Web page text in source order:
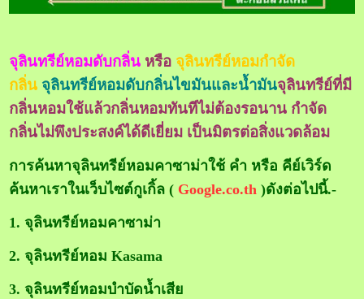
จุลินทรีย์หอมดับกลิ่น หรือ จุลินทรีย์หอมกำจัด
กลิ่น จุลินทรีย์หอมดับกลิ่นไขมันและน้ำมันจุลินทรีย์ที่มี
กลิ่นหอมใช้แล้วกลิ่นหอมทันทีไม่ต้องรอนาน กำจัด
กลิ่นไม่พึงประสงค์ได้ดีเยี่ยม เป็นมิตรต่อสิ่งแวดล้อม
การค้นหาจุลินทรีย์หอมคาซาม่าใช้ คำ หรือ คีย์เวิร์ด
ค้นหาเราในเว็บไซต์กูเกิ้ล ( Google.co.th )ดังต่อไปนี้.-
1. จุลินทรีย์หอมคาซาม่า
2. จุลินทรีย์หอม Kasama
3. จุลินทรีย์หอมบำบัดน้ำเสีย